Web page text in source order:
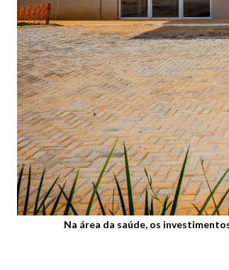
Na área da saúde, os